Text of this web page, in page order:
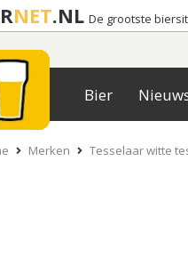
NET.NL De grootste
Bier
Merken Tesselaar witte